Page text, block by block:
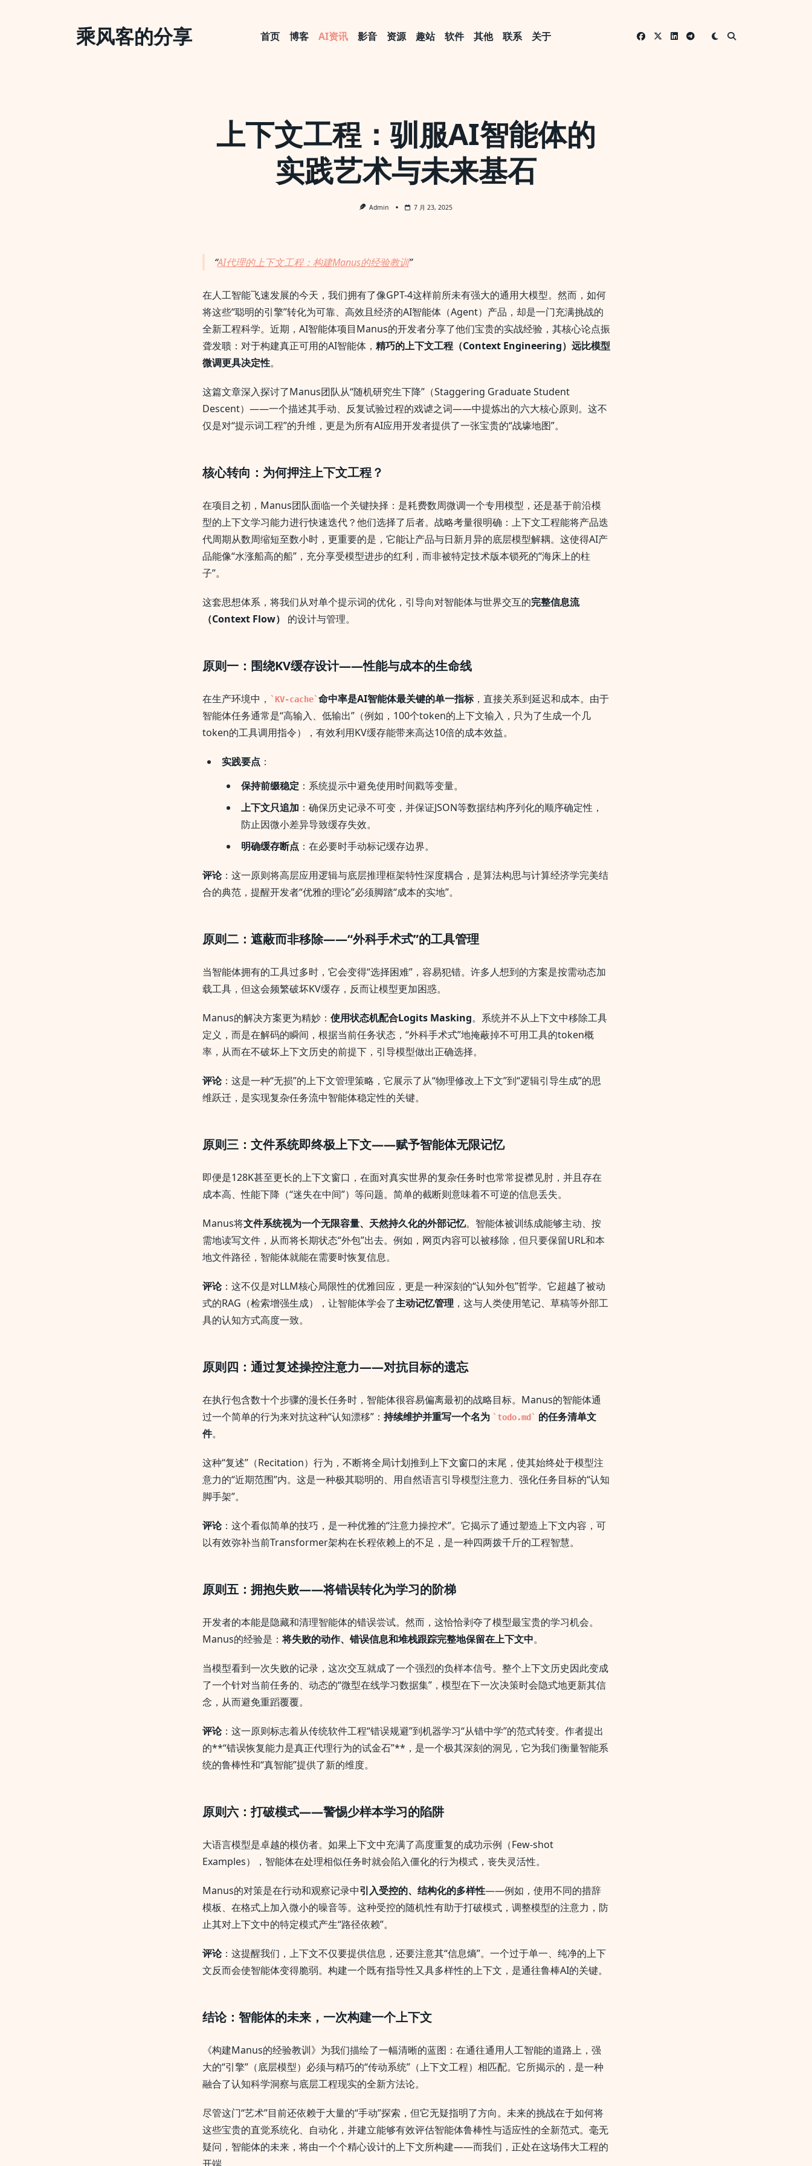
乘风客的分享 首页 博客 AI资讯 影音 资源 趣站 软件 其他 联系 关于
上下文工程：驯服AI智能体的
实践艺术与未来基石
Admin 7 月 23, 2025
AI代理的上下文工程：构建Manus的经验教训
在人工智能飞速发展的今天，我们拥有了像GPT-4这样前所未有强大的通用大模型。然而，如何
将这些“聪明的引擎”转化为可靠、高效且经济的AI智能体（Agent）产品，却是一门充满挑战的
全新工程科学。近期，AI智能体项目Manus的开发者分享了他们宝贵的实战经验，其核心论点振
聋发聩：对于构建真正可用的AI智能体， 精巧的上下文工程（Context Engineering）远比模型
微调更具决定性。
这篇文章深入探讨了Manus团队从“随机研究生下降”（Staggering Graduate Student
Descent）——一个描述其手动、反复试验过程的戏谑之词——中提炼出的六大核心原则。这不
仅是对“提示词工程”的升维，更是为所有AI应用开发者提供了一张宝贵的“战壕地图”。
核心转向：为何押注上下文工程？
在项目之初，Manus团队面临一个关键抉择：是耗费数周微调一个专用模型，还是基于前沿模
型的上下文学习能力进行快速迭代？他们选择了后者。战略考量很明确：上下文工程能将产品迭
代周期从数周缩短至数小时，更重要的是，它能让产品与日新月异的底层模型解耦。这使得AI产
品能像“水涨船高的船”，充分享受模型进步的红利，而非被特定技术版本锁死的“海床上的柱
子”。
这套思想体系，将我们从对单个提示词的优化，引导向对智能体与世界交互的完整信息流
（Context Flow）
的设计与管理。
原则一：围绕KV缓存设计——性能与成本的生命线
在生产环境中， KV-cache 命中率是AI智能体最关键的单一指标，直接关系到延迟和成本。由于
智能体任务通常是“高输入、低输出”（例如，100个token的上下文输入，只为了生成一个几
token的工具调用指令），有效利用KV缓存能带来高达10倍的成本效益。
实践要点 ：
保持前缀稳定 ：系统提示中避免使用时间戳等变量。
上下文只追加 ：确保历史记录不可变，并保证JSON等数据结构序列化的顺序确定性，
防止因微小差异导致缓存失效。
明确缓存断点 ：在必要时手动标记缓存边界。
评论：这一原则将高层应用逻辑与底层推理框架特性深度耦合，是算法构思与计算经济学完美结
合的典范，提醒开发者“优雅的理论”必须脚踏“成本的实地”。
原则二：遮蔽而非移除——“外科手术式”的工具管理
当智能体拥有的工具过多时，它会变得“选择困难”，容易犯错。许多人想到的方案是按需动态加
载工具，但这会频繁破坏KV缓存，反而让模型更加困惑。
Manus的解决方案更为精妙： 使用状态机配合Logits Masking。系统并不从上下文中移除工具
定义，而是在解码的瞬间，根据当前任务状态，“外科手术式”地掩蔽掉不可用工具的token概
率，从而在不破坏上下文历史的前提下，引导模型做出正确选择。
评论：这是一种“无损”的上下文管理策略，它展示了从“物理修改上下文”到“逻辑引导生成”的思
维跃迁，是实现复杂任务流中智能体稳定性的关键。
原则三：文件系统即终极上下文——赋予智能体无限记忆
即便是128K甚至更长的上下文窗口，在面对真实世界的复杂任务时也常常捉襟见肘，并且存在
成本高、性能下降（“迷失在中间”）等问题。简单的截断则意味着不可逆的信息丢失。
Manus将文件系统视为一个无限容量、天然持久化的外部记忆。智能体被训练成能够主动、按
需地读写文件，从而将长期状态“外包”出去。例如，网页内容可以被移除，但只要保留URL和本
地文件路径，智能体就能在需要时恢复信息。
评论：这不仅是对LLM核心局限性的优雅回应，更是一种深刻的“认知外包”哲学。它超越了被动
式的RAG（检索增强生成），让智能体学会了主动记忆管理 ，这与人类使用笔记、草稿等外部工
具的认知方式高度一致。
原则四：通过复述操控注意力——对抗目标的遗忘
在执行包含数十个步骤的漫长任务时，智能体很容易偏离最初的战略目标。Manus的智能体通
过一个简单的行为来对抗这种“认知漂移”： 持续维护并重写一个名为 todo.md
的任务清单文
件。
这种“复述”（Recitation）行为，不断将全局计划推到上下文窗口的末尾，使其始终处于模型注
意力的“近期范围”内。这是一种极其聪明的、用自然语言引导模型注意力、强化任务目标的“认知
脚手架”。
评论：这个看似简单的技巧，是一种优雅的“注意力操控术”。它揭示了通过塑造上下文内容，可
以有效弥补当前Transformer架构在长程依赖上的不足，是一种四两拨千斤的工程智慧。
原则五：拥抱失败——将错误转化为学习的阶梯
开发者的本能是隐藏和清理智能体的错误尝试。然而，这恰恰剥夺了模型最宝贵的学习机会。
Manus的经验是：将失败的动作、错误信息和堆栈跟踪完整地保留在上下文中。
当模型看到一次失败的记录，这次交互就成了一个强烈的负样本信号。整个上下文历史因此变成
了一个针对当前任务的、动态的“微型在线学习数据集”，模型在下一次决策时会隐式地更新其信
念，从而避免重蹈覆覆。
评论：这一原则标志着从传统软件工程“错误规避”到机器学习“从错中学”的范式转变。作者提出
的**“错误恢复能力是真正代理行为的试金石”**，是一个极其深刻的洞见，它为我们衡量智能系
统的鲁棒性和“真智能”提供了新的维度。
原则六：打破模式——警惕少样本学习的陷阱
大语言模型是卓越的模仿者。如果上下文中充满了高度重复的成功示例（Few-shot
Examples），智能体在处理相似任务时就会陷入僵化的行为模式，丧失灵活性。
Manus的对策是在行动和观察记录中引入受控的、结构化的多样性——例如，使用不同的措辞
模板、在格式上加入微小的噪音等。这种受控的随机性有助于打破模式，调整模型的注意力，防
止其对上下文中的特定模式产生“路径依赖”。
评论：这提醒我们，上下文不仅要提供信息，还要注意其“信息熵”。一个过于单一、纯净的上下
文反而会使智能体变得脆弱。构建一个既有指导性又具多样性的上下文，是通往鲁棒AI的关键。
结论：智能体的未来，一次构建一个上下文
《构建Manus的经验教训》为我们描绘了一幅清晰的蓝图：在通往通用人工智能的道路上，强
大的“引擎”（底层模型）必须与精巧的“传动系统”（上下文工程）相匹配。它所揭示的，是一种
融合了认知科学洞察与底层工程现实的全新方法论。
尽管这门“艺术”目前还依赖于大量的“手动”探索，但它无疑指明了方向。未来的挑战在于如何将
这些宝贵的直觉系统化、自动化，并建立能够有效评估智能体鲁棒性与适应性的全新范式。毫无
疑问，智能体的未来，将由一个个精心设计的上下文所构建——而我们，正处在这场伟大工程的